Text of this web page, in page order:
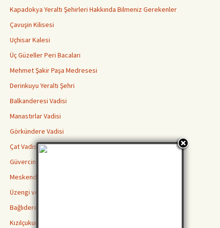
Kapadokya Yeraltı Şehirleri Hakkında Bilmeniz Gerekenler
Çavuşin Kilisesi
Uçhisar Kalesi
Üç Güzeller Peri Bacaları
Mehmet Şakir Paşa Medresesi
Derinkuyu Yeraltı Şehri
Balkanderesi Vadisi
Manastırlar Vadisi
Görkündere Vadisi
Çat Vadisi
Güvercinlik Vadisi
Meskendir Vadisi
Üzengi ve Gomeda Vadileri
Bağlıdere Aşk Vadisi
Kızılçukur Vadisi Ortahisar